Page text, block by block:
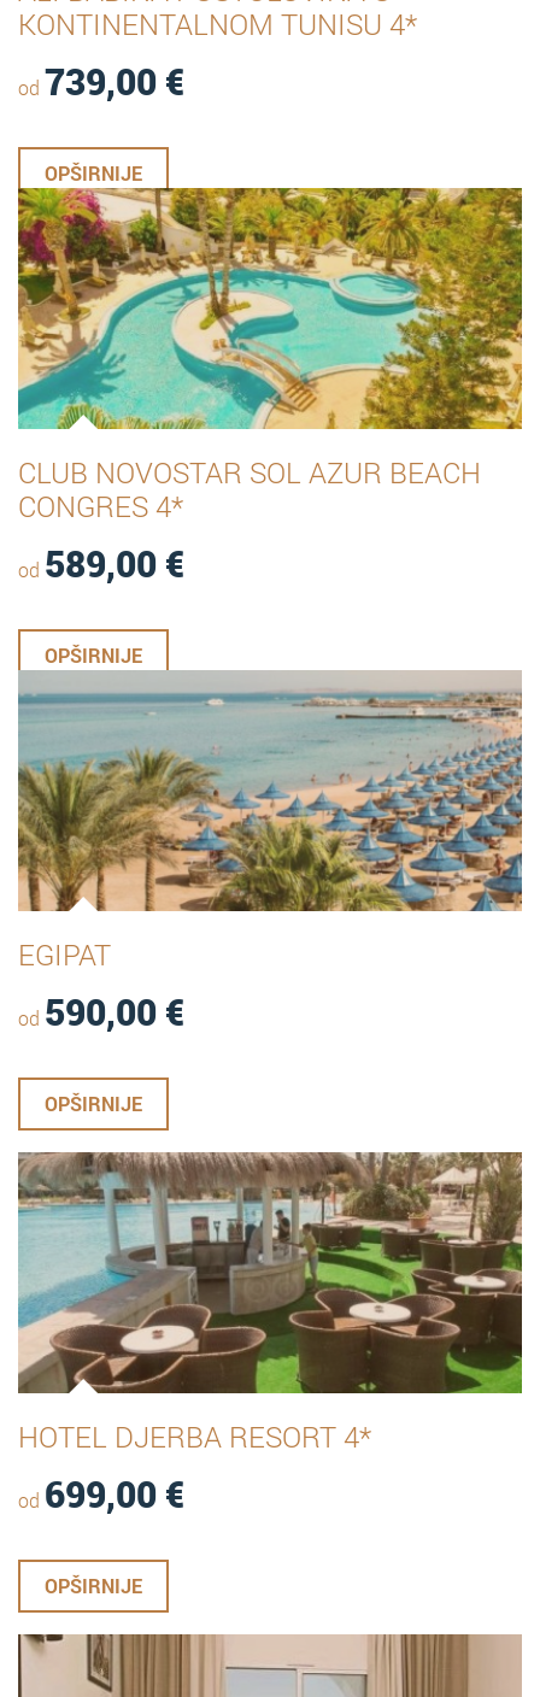
KONTINENTALNOM TUNISU 4*
od 739,00€
OPŠIRNIJE
CLUB NOVOSTAR SOL AZUR BEACH
CONGRES 4*
od 589,00€
OPŠIRNIJE
EGIPAT
od 590,00€
OPŠIRNIJE
HOTEL DJERBA RESORT 4*
od 699,00€
OPŠIRNIJE